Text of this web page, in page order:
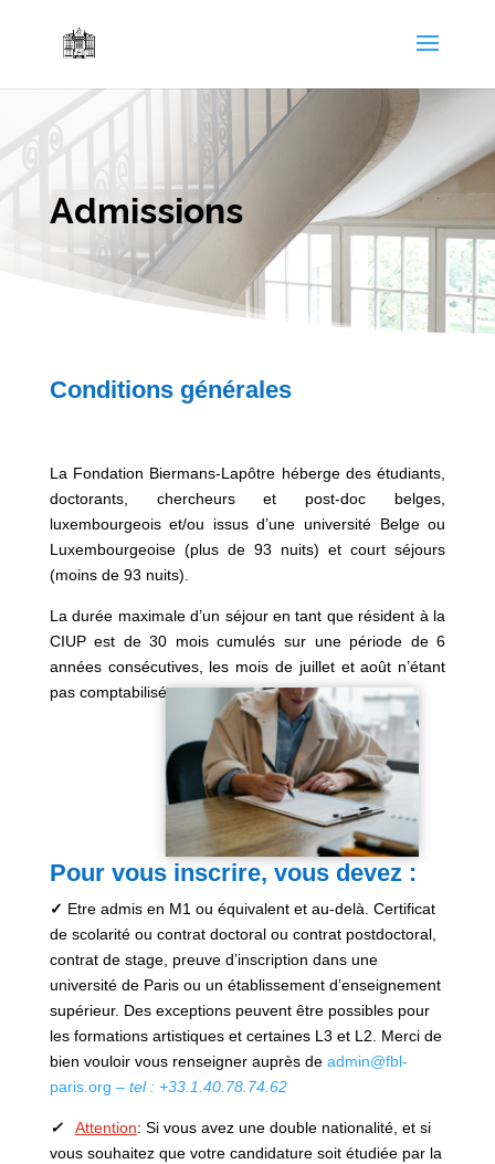
Admissions
Conditions générales
La Fondation Biermans-Lapôtre héberge des étudiants,
doctorants, chercheurs et post-doc belges,
luxembourgeois et/ou issus d’une université Belge ou
Luxembourgeoise (plus de 93 nuits) et court séjours
(moins de 93 nuits).
La durée maximale d’un séjour en tant que résident à la
CIUP est de 30 mois cumulés sur une période de 6
années consécutives, les mois de juillet et août n’étant
pas comptabilisés.
Pour vous inscrire, vous devez :
✓ Etre admis en M1 ou équivalent et au-delà. Certificat
de scolarité ou contrat doctoral ou contrat postdoctoral,
contrat de stage, preuve d’inscription dans une
université de Paris ou un établissement d’enseignement
supérieur. Des exceptions peuvent être possibles pour
les formations artistiques et certaines L3 et L2. Merci de
bien vouloir vous renseigner auprès de admin@fbl-
paris.org – tel : +33.1.40.78.74.62
✓ Attention: Si vous avez une double nationalité, et si
vous souhaitez que votre candidature soit étudiée par la